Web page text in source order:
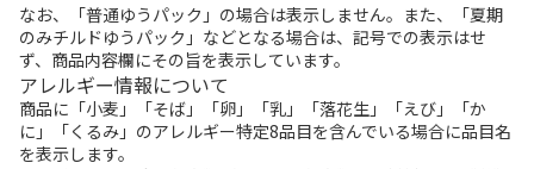
なお、「普通ゆうパック」の場合は表示しません。また、「夏期
のみチルドゆうパック」などとなる場合は、記号での表示はせ
ず、商品内容欄にその旨を表示しています。
アレルギー情報について
商品に「小麦」「そば」「卵」「乳」「落花生」「えび」「か
に」「くるみ」のアレルギー特定8品目を含んでいる場合に品目名
を表示します。